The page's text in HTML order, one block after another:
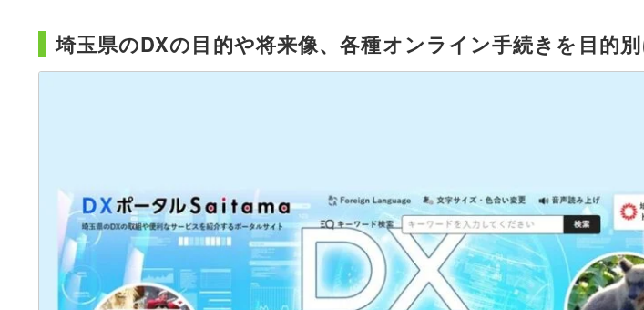
埼玉県のDXの目的や将来像、各種オンライン手続きを目的